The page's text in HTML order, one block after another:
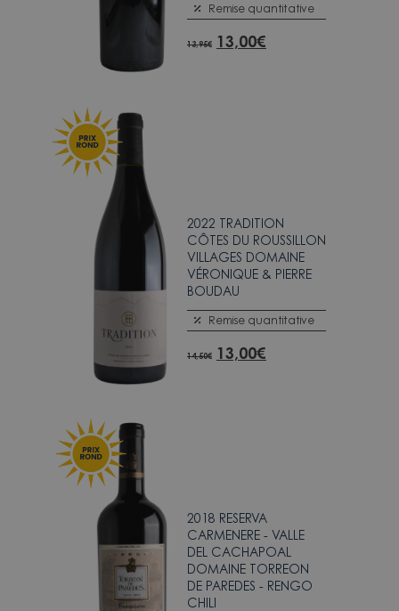
Remise quantitative
13,95€ 13,00€
2022 TRADITION
CÔTES DU ROUSSILLON
VILLAGES DOMAINE
VÉRONIQUE & PIERRE
BOUDAU
Remise quantitative
14,50€ 13,00€
2018 RESERVA
CARMENERE - VALLE
DEL CACHAPOAL
DOMAINE TORREON
DE PAREDES - RENGO
CHILI